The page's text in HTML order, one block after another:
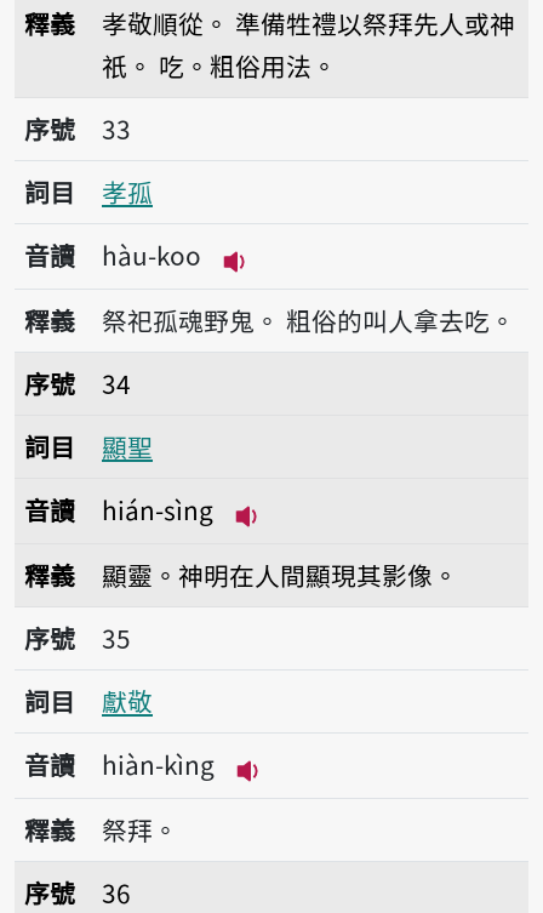
釋義 孝敬順從。 準備牲禮以祭拜先人或神
祇。 吃。粗俗用法。
序號33孝孤
序號
33
詞目
孝孤
音讀
hàu-koo
播放音讀hàu-koo
釋義 祭祀孤魂野鬼。 粗俗的叫人拿去吃。
序號34顯聖
序號
34
詞目
顯聖
音讀
hián-sìng
釋義
顯靈。神明在人間顯現其影像。
序號35獻敬
序號
35
詞目
獻敬
音讀
hiàn-kìng
播放音讀hiàn-kìng
釋義
祭拜。
序號36凶煞
序號
36